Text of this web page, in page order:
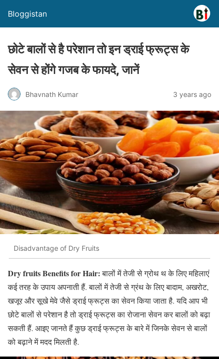
Bloggistan
छोटे बालों से है परेशान तो इन ड्राई फ्रूट्स के
सेवन से होंगे गजब के फायदे, जानें
Bhavnath Kumar 3 years ago
Disadvantage of Dry Fruits
Dry fruits Benefits for Hair:बालों में तेजी से ग्रोथ थ के लिए महिलाएं
कई तरह के उपाय अपनाती हैं. बालों में तेजी से ग्रंथ के लिए बादाम, अखरोट,
खजूर और सूखे मेवे जैसे ड्राई फ्रूट्स का सेवन किया जाता है. यदि आप भी
छोटे बालों से परेशान है तो ड्राई फ्रूट्स का रोजाना सेवन कर बालों को बढ़ा
सकती हैं. आइए जानते हैं कुछ ड्राई फ्रूट्स के बारे में जिनके सेवन से बालों
को बढ़ाने में मदद मिलती है.